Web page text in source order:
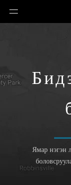
Ямар нэгэн